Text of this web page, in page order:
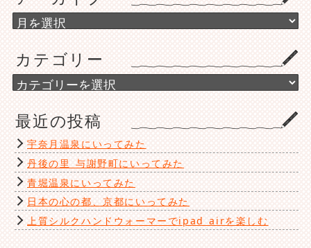
ア
ー
イ
ブ
カテゴリー
カ
テ
リ
ー
最近の投稿
宇奈月温泉にいってみた
丹後の里 与謝野町にいってみた
青堀温泉にいってみた
日本の心の都、京都にいってみた
上質シルクハンドウォーマーでipad airを楽しむ